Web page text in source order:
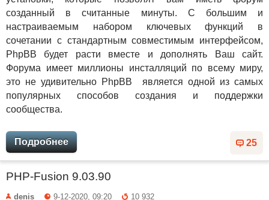
созданный в считанные минуты. С большим и
настраиваемым набором ключевых функций в
сочетании с стандартным совместимым интерфейсом,
PhpBB будет расти вместе и дополнять Ваш сайт.
Форума имеет миллионы инсталляций по всему миру,
это не удивительно PhpBB является одной из самых
популярных способов создания и поддержки
сообщества.
25
Подробнее
PHP-Fusion 9.03.90
denis 9-12-2020, 09:20
10 932